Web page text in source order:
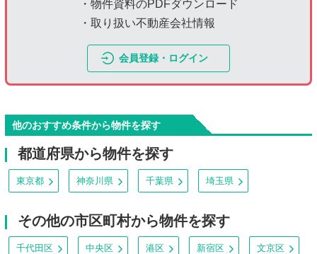
・物件資料のPDFダウンロード
・取り扱い不動産会社情報
会員登録・ログイン
他のおすすめ条件から物件を探す
都道府県から物件を探す
東京都 神奈川県 千葉県 埼玉県
その他の市区町村から物件を探す
千代田区 中央区 港区 新宿区 文京区